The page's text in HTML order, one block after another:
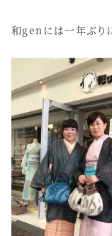
和genには一年ぶり